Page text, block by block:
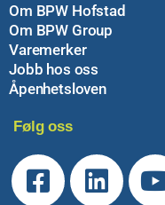
Om BPW Hofstad
Om BPW Group
Varemerker
Jobb hos oss
Åpenhetsloven
Følg oss